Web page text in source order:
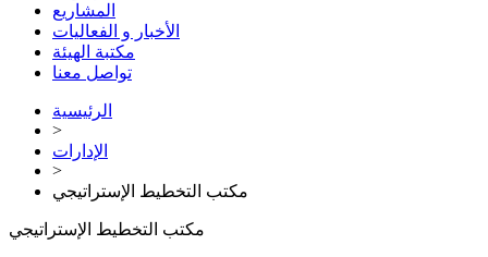
المشاريع
الأخبار و الفعاليات
مكتبة الهيئة
تواصل معنا
الرئيسية
>
الإدارات
>
مكتب التخطيط الإستراتيجي
مكتب التخطيط الإستراتيجي